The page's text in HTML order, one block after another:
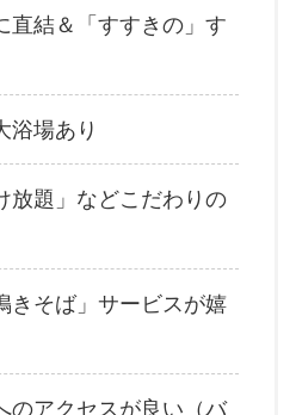
直結＆「すすきの」す
浴場あり
放題」などこだわりの
きそば」サービスが嬉
のアクセスが良い（バ